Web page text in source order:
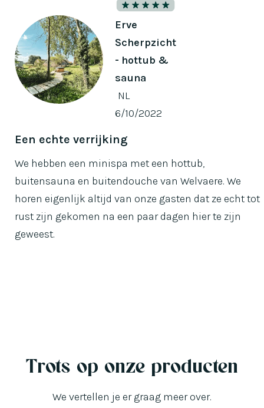
Erve
Scherpzicht
- hottub &
sauna
NL
6/10/2022
Een echte verrijking
We hebben een minispa met een hottub,
buitensauna en buitendouche van Welvaere. We
horen eigenlijk altijd van onze gasten dat ze echt tot
rust zijn gekomen na een paar dagen hier te zijn
geweest.
Trots op onze producten
We vertellen je er graag meer over.